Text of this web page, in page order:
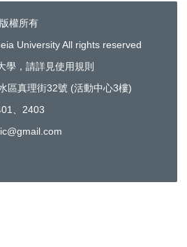
權所有
University All rights reserved
學，請詳見使用規則
區真理街32號 (活動中心3樓)
、2403